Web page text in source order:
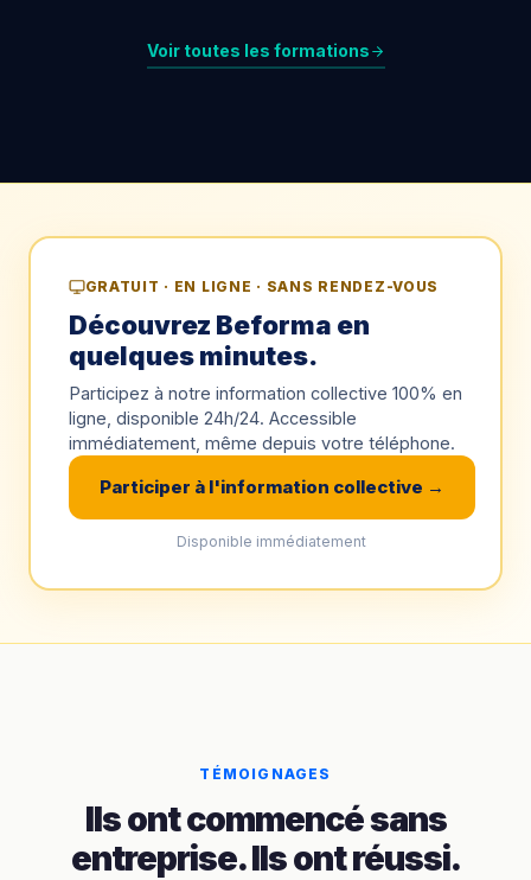
Voir toutes les formations
GRATUIT · EN LIGNE · SANS RENDEZ-VOUS
Découvrez Beforma en
quelques minutes.
Participez à notre information collective 100% en
ligne, disponible 24h/24. Accessible
immédiatement, même depuis votre téléphone.
Participer à l'information collective →
Disponible immédiatement
TÉMOIGNAGES
Ils ont commencé sans
entreprise. Ils ont réussi.